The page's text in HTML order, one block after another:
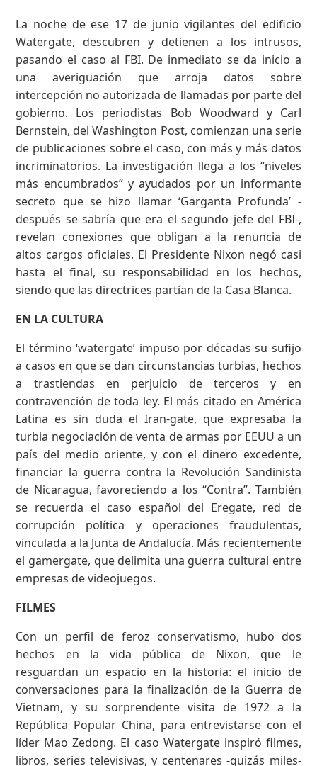
La noche de ese 17 de junio vigilantes del edificio
Watergate, descubren y detienen a los intrusos,
pasando el caso al FBI. De inmediato se da inicio a
una averiguación que arroja datos sobre
intercepción no autorizada de llamadas por parte del
gobierno. Los periodistas Bob Woodward y Carl
Bernstein, del Washington Post, comienzan una serie
de publicaciones sobre el caso, con más y más datos
incriminatorios. La investigación llega a los “niveles
más encumbrados” y ayudados por un informante
secreto que se hizo llamar ‘Garganta Profunda’ -
después se sabría que era el segundo jefe del FBI-,
revelan conexiones que obligan a la renuncia de
altos cargos oficiales. El Presidente Nixon negó casi
hasta el final, su responsabilidad en los hechos,
siendo que las directrices partían de la Casa Blanca.
EN LA CULTURA
El término ‘watergate’ impuso por décadas su sufijo
a casos en que se dan circunstancias turbias, hechos
a trastiendas en perjuicio de terceros y en
contravención de toda ley. El más citado en América
Latina es sin duda el Iran-gate, que expresaba la
turbia negociación de venta de armas por EEUU a un
país del medio oriente, y con el dinero excedente,
financiar la guerra contra la Revolución Sandinista
de Nicaragua, favoreciendo a los “Contra”. También
se recuerda el caso español del Eregate, red de
corrupción política y operaciones fraudulentas,
vinculada a la Junta de Andalucía. Más recientemente
el gamergate, que delimita una guerra cultural entre
empresas de videojuegos.
FILMES
Con un perfil de feroz conservatismo, hubo dos
hechos en la vida pública de Nixon, que le
resguardan un espacio en la historia: el inicio de
conversaciones para la finalización de la Guerra de
Vietnam, y su sorprendente visita de 1972 a la
República Popular China, para entrevistarse con el
líder Mao Zedong. El caso Watergate inspiró filmes,
libros, series televisivas, y centenares -quizás miles-